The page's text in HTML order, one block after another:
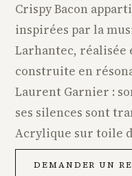
Crispy Bacon
inspirées par la
Larhantec, réalisée
construite en
Laurent Garnier :
ses silences sont
Acrylique sur toile
DEMANDER UN